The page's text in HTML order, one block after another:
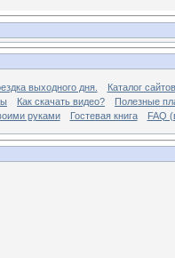
выходного дня.
Каталог сайтов
Как скачать видео?
Полезные
руками
Гостевая книга FAQ